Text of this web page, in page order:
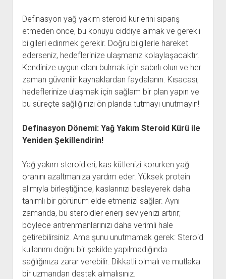
Definasyon yağ yakım steroid kürlerini sipariş
etmeden önce, bu konuyu ciddiye almak ve gerekli
bilgileri edinmek gerekir. Doğru bilgilerle hareket
ederseniz, hedeflerinize ulaşmanız kolaylaşacaktır.
Kendinize uygun olanı bulmak için sabırlı olun ve her
zaman güvenilir kaynaklardan faydalanın. Kısacası,
hedeflerinize ulaşmak için sağlam bir plan yapın ve
bu süreçte sağlığınızı ön planda tutmayı unutmayın!
Definasyon Dönemi: Yağ Yakım Steroid Kürü ile
Yeniden Şekillendirin!
Yağ yakım steroidleri, kas kütlenizi korurken yağ
oranını azaltmanıza yardım eder. Yüksek protein
alımıyla birleştiğinde, kaslarınızı besleyerek daha
tanımlı bir görünüm elde etmenizi sağlar. Aynı
zamanda, bu steroidler enerji seviyenizi artırır;
böylece antrenmanlarınızı daha verimli hale
getirebilirsiniz. Ama şunu unutmamak gerek: Steroid
kullanımı doğru bir şekilde yapılmadığında
sağlığınıza zarar verebilir. Dikkatli olmalı ve mutlaka
bir uzmandan destek almalısınız.